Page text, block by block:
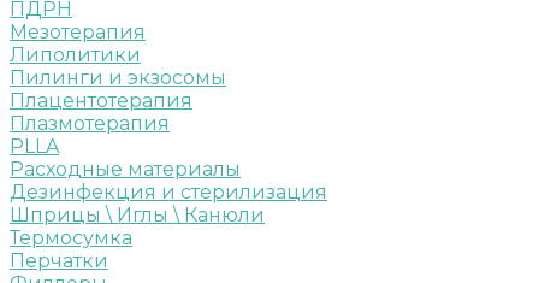
ПДРН
Мезотерапия
Липолитики
Пилинги и экзосомы
Плацентотерапия
Плазмотерапия
PLLA
Расходные материалы
Дезинфекция и стерилизация
Шприцы \ Иглы \ Канюли
Термосумка
Перчатки